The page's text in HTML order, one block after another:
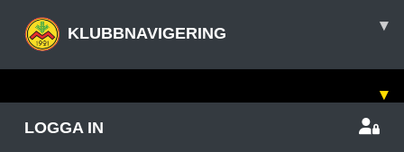
KLUBBNAVIGERING ▾
▾
LOGGA IN